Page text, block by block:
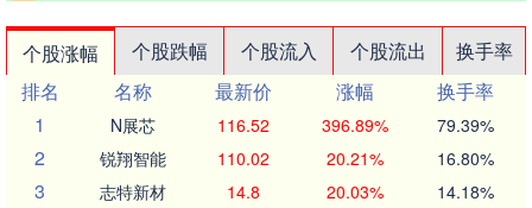
个股涨幅 个股跌幅 个股流入 个股流出
换手率
排名
名称 最新价 涨幅
换手率
1
N展芯 116.52 396.89% 79.39%
2 锐翔智能 110.02 20.21% 16.80%
3 志特新材 14.8 20.03% 14.18%